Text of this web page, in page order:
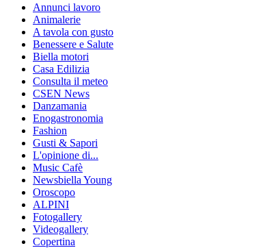
Annunci lavoro
Animalerie
A tavola con gusto
Benessere e Salute
Biella motori
Casa Edilizia
Consulta il meteo
CSEN News
Danzamania
Enogastronomia
Fashion
Gusti & Sapori
L'opinione di...
Music Cafè
Newsbiella Young
Oroscopo
ALPINI
Fotogallery
Videogallery
Copertina